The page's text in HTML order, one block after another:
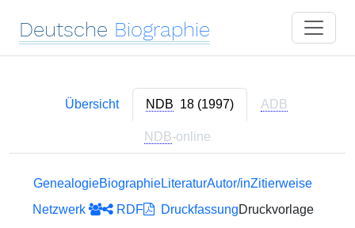
Deutsche Biographie
Übersicht NDB 18 (1997) ADB
NDB-online
GenealogieBiographieLiteraturAutor/inZitierweise
Netzwerk
RDF DruckfassungDruckvorlage